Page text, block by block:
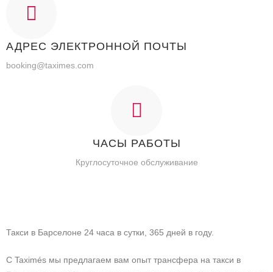
АДРЕС ЭЛЕКТРОННОЙ ПОЧТЫ
booking@taximes.com
ЧАСЫ РАБОТЫ
Круглосуточное обслуживание
Такси в Барселоне 24 часа в сутки, 365 дней в году.
С Taximés мы предлагаем вам опыт трансфера на такси в